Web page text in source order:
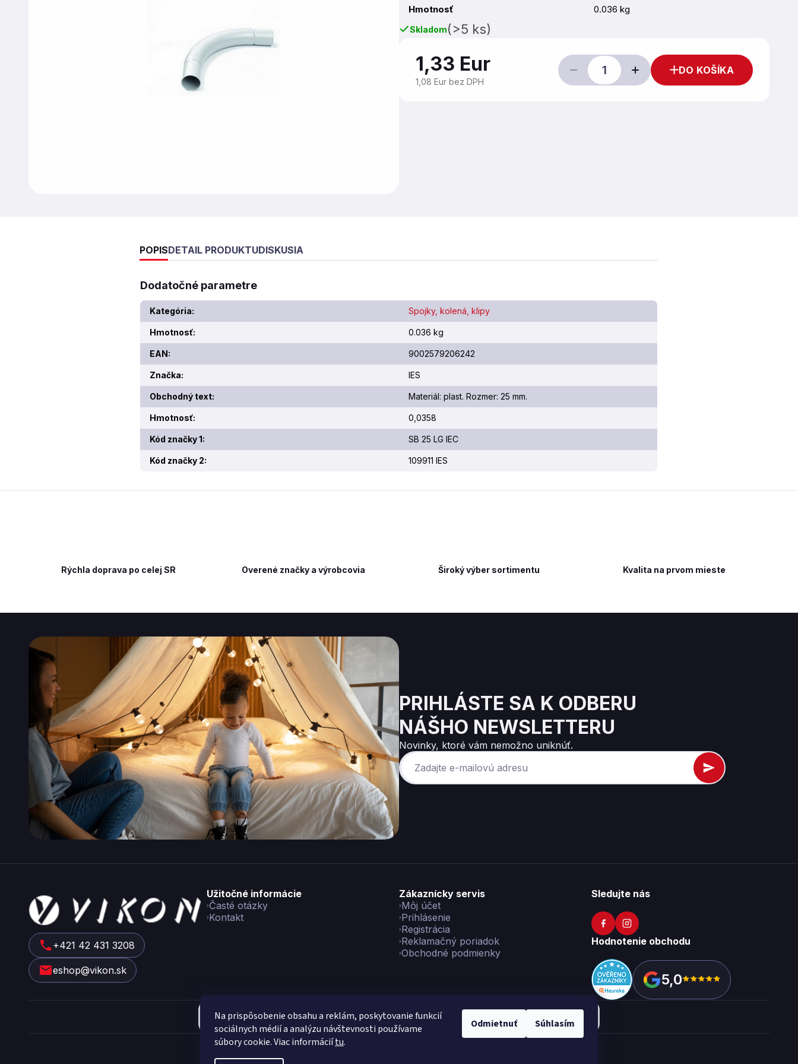
Na prispôsobenie obsahu a reklám, poskytovanie funkcií
sociálnych médií a analýzu návštevnosti používame
súbory cookie. Viac informáciítu.
Odmietnuť Súhlasím
Hmotnosť
0.036 kg
Skladom(>5 ks)
1,33 Eur
1,08 Eur bez DPH
DO KOŠÍKA
POPISDETAIL PRODUKTUDISKUSIA
Dodatočné parametre
Kategória: Spojky, kolená, klipy
Hmotnosť: 0.036 kg
EAN: 9002579206242
Značka: IES
Obchodný text: Materiál: plast. Rozmer: 25 mm.
Hmotnosť: 0,0358
Kód značky 1: SB 25 LG IEC
Kód značky 2: 109911 IES
Kvalita na prvom mieste
Overené značky a výrobcovia
Rýchla doprava po celej SR Široký výber sortimentu
PRIHLÁSTE SA K ODBERU
NÁŠHO NEWSLETTERU
Novinky, ktoré vám nemožno uniknúť.
+421 42 431 3208
eshop@vikon.sk
Užitočné informácie
Časté otázky
Kontakt
Zákaznícky servis
Môj účet
Prihlásenie
Registrácia
Reklamačný poriadok
Obchodné podmienky
Sledujte nás
Hodnotenie obchodu
5,0
Copyright 2026Vikon. Všetky práva vyhradené. Upraviť nastavenie cookies
á
p
ä
t
e